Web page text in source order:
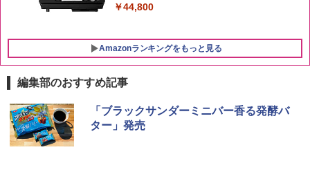
￥44,800
Amazonランキングをもっと見る
編集部のおすすめ記事
「ブラックサンダーミニバー香る発酵バ
ター」発売